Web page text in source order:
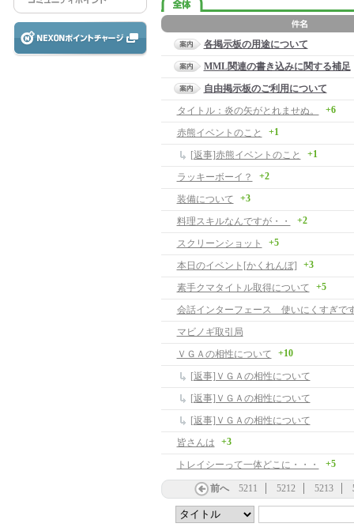
各掲示板の用途について
MML関連の書き込みに関する補足
自由掲示板のご利用について
タイトル：炎の矢がとれませぬ。
+6
赤熊イベントのこと +1
[返事]赤熊イベントのこと +1
ラッキーボーイ？ +2
装備について +3
料理スキルなんですが・・ +2
スクリーンショット +5
本日のイベント[かくれんぼ] +3
素手クマタイトル取得について +5
会話インターフェース 使いにくすぎで
マビノギ取引局
ＶＧＡの相性について
+10
[返事]ＶＧＡの相性について
[返事]ＶＧＡの相性について
[返事]ＶＧＡの相性について
皆さんは
+3
トレイシーって一体どこに・・・ +5
前へ 5211 5212 5213